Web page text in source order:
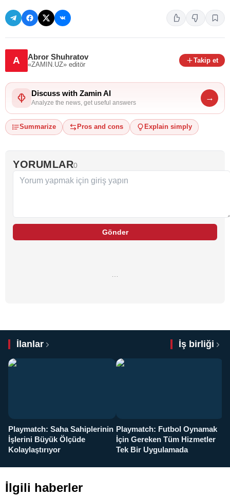
A Abror Shuhratov
«ZAMIN.UZ» editör
Takip et
Discuss with Zamin AI
Analyze the news, get useful answers
→
Summarize Pros and cons Explain simply
YORUMLAR0
Gönder
İlanlar İş birliği
Playmatch: Saha Sahiplerinin
İşlerini Büyük Ölçüde
Kolaylaştırıyor
Playmatch: Futbol Oynamak
İçin Gereken Tüm Hizmetler
Tek Bir Uygulamada
İlgili haberler